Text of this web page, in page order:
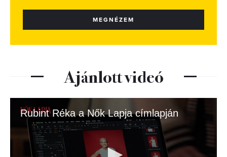
MEGNÉZEM
Ajánlott videó
Rubint Réka a Nők Lapja címlapján